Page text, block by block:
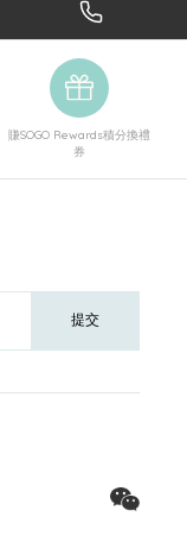
賺SOGO Rewards積分換禮
券
提交